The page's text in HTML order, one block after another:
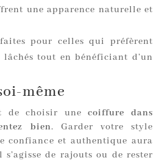
une apparence naturelle et
pour celles qui préfèrent
lâchés tout en bénéficiant d’un
même
de choisir unecoiffure dans
bien. Garder votre style
confiance et authentique aura
de rajouts ou de rester